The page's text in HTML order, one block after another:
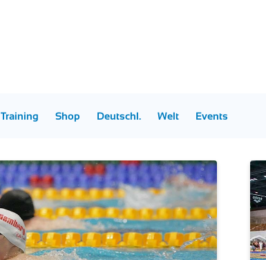
Training Shop Deutschl. Welt Events